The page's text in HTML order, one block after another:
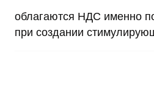
облагаются НДС именно
при создании